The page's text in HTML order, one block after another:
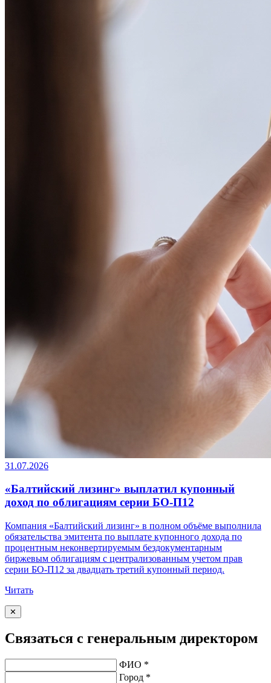
31.07.2026
«Балтийский лизинг» выплатил купонный
доход по облигациям серии БО-П12
Компания «Балтийский лизинг» в полном объёме выполнила
обязательства эмитента по выплате купонного дохода по
процентным неконвертируемым бездокументарным
биржевым облигациям с централизованным учетом прав
серии БО-П12 за двадцать третий купонный период.
Читать
✕
Связаться с генеральным директором
ФИО *
Город *